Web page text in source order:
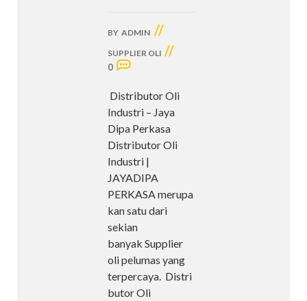
BY ADMIN //
SUPPLIER OLI //
0
Distributor Oli
Industri – Jaya
Dipa Perkasa
Distributor Oli
Industri |
JAYADIPA
PERKASA merupa
kan satu dari
sekian
banyak Supplier
oli pelumas yang
terpercaya. Distri
butor Oli